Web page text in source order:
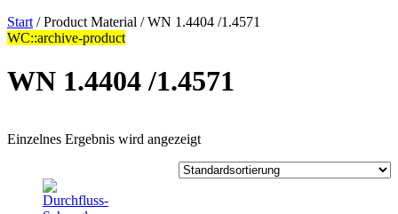
Start / Product Material / WN 1.4404 /1.4571
WC::archive-product
WN 1.4404 /1.4571
Einzelnes Ergebnis wird angezeigt